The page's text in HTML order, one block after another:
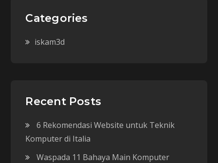
Categories
iskam3d
Recent Posts
6 Rekomendasi Website untuk Teknik
Komputer di Italia
Waspada 11 Bahaya Main Komputer